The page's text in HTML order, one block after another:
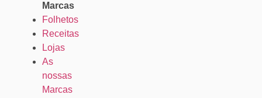
Marcas
Folhetos
Receitas
Lojas
As
nossas
Marcas